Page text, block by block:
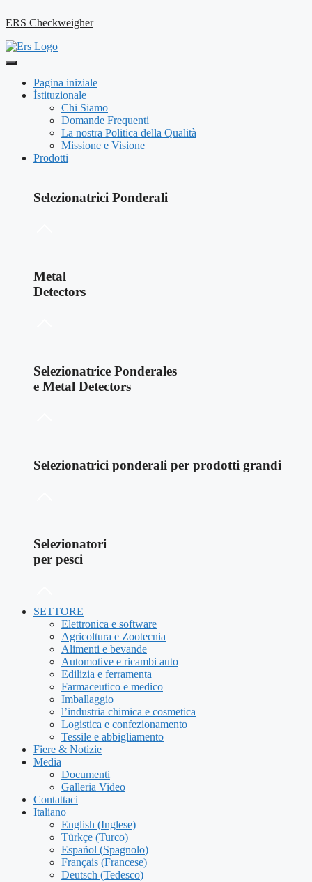
ERS Checkweigher
Pagina iniziale
İstituzionale
Chi Siamo
Domande Frequenti
La nostra Politica della Qualità
Missione e Visione
Prodotti
Selezionatrici Ponderali
Metal
Detectors
Selezionatrice Ponderales
e Metal Detectors
Selezionatrici ponderali per prodotti grandi
Selezionatori
per pesci
SETTORE
Elettronica e software
Agricoltura e Zootecnia
Alimenti e bevande
Automotive e ricambi auto
Edilizia e ferramenta
Farmaceutico e medico
Imballaggio
l’industria chimica e cosmetica
Logistica e confezionamento
Tessile e abbigliamento
Fiere & Notizie
Media
Documenti
Galleria Video
Contattaci
Italiano
English (Inglese)
Türkçe (Turco)
Español (Spagnolo)
Français (Francese)
Deutsch (Tedesco)